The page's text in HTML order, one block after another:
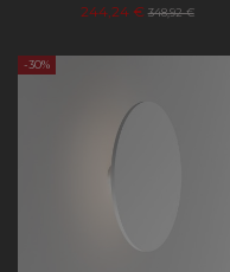
244,24 € 348,92 €
-30%